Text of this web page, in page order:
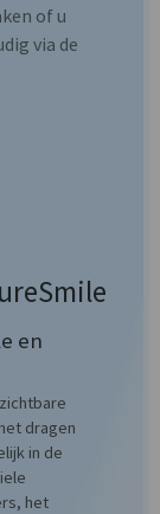
of u
via de
en
dragen
in de
het